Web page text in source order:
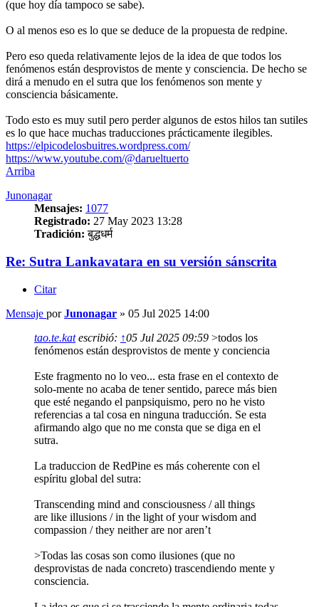
(que hoy día tampoco se sabe).
O al menos eso es lo que se deduce de la propuesta de redpine.
Pero eso queda relativamente lejos de la idea de que todos los
fenómenos están desprovistos de mente y consciencia. De hecho se
dirá a menudo en el sutra que los fenómenos son mente y
consciencia básicamente.
Todo esto es muy sutil pero perder algunos de estos hilos tan sutiles
es lo que hace muchas traducciones prácticamente ilegibles.
https://elpicodelosbuitres.wordpress.com/
https://www.youtube.com/@darueltuerto
Arriba
Junonagar
Mensajes: 1077
Registrado: 27 May 2023 13:28
Tradición: बुद्धधर्म
Re: Sutra Lankavatara en su versión sánscrita
Citar
Mensaje porJunonagar » 05 Jul 2025 14:00
tao.te.katescribió: ↑05 Jul 2025 09:59 >todos los
fenómenos están desprovistos de mente y conciencia
Este fragmento no lo veo... esta frase en el contexto de
solo-mente no acaba de tener sentido, parece más bien
que esté negando el panpsiquismo, pero no he visto
referencias a tal cosa en ninguna traducción. Se esta
afirmando algo que no me consta que se diga en el
sutra.
La traduccion de RedPine es más coherente con el
espíritu global del sutra:
Transcending mind and consciousness / all things
are like illusions / in the light of your wisdom and
compassion / they neither are nor aren’t
>Todas las cosas son como ilusiones (que no
desprovistas de nada concreto) trascendiendo mente y
consciencia.